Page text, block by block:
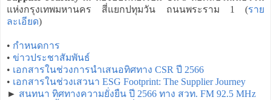
แห่งกรุงเทพมหานคร สี่แยกปทุมวัน ถนนพระราม 1 (ราย
ละเอียด)
• กำหนดการ
• ข่าวประชาสัมพันธ์
• เอกสารในช่วงการนำเสนอทิศทาง CSR ปี 2566
• เอกสารในช่วงเสวนา ESG Footprint: The Supplier Journey
► สนทนา ทิศทางความยั่งยืน ปี 2566 ทาง สวท. FM 92.5 MHz